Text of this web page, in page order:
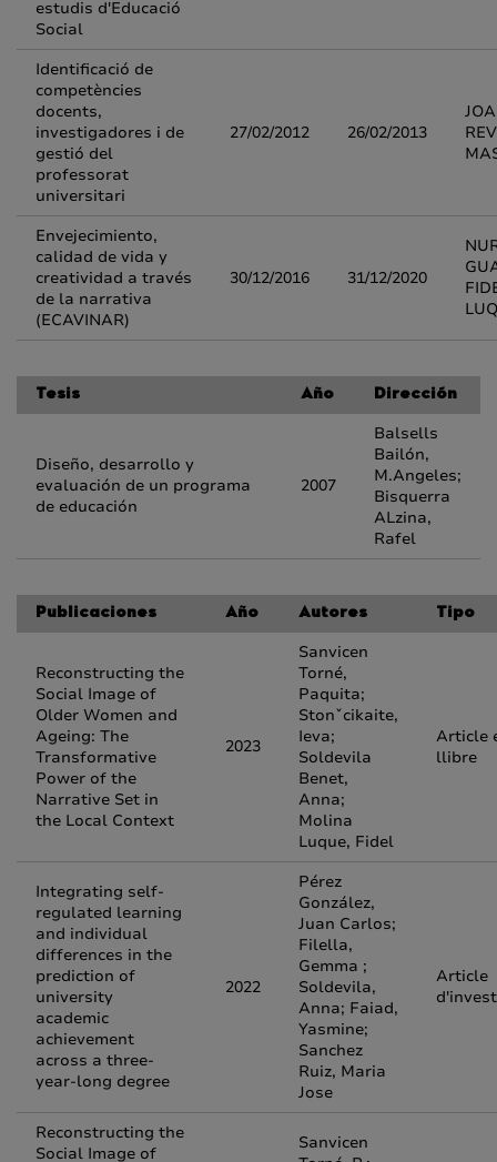
estudis d'Educació
Social
Identificació de
competències
docents,
investigadores i de
gestió del
professorat
universitari
27/02/2012 26/02/2013
Envejecimiento,
calidad de vida y
creatividad a través
de la narrativa
(ECAVINAR)
30/12/2016 31/12/2020
Tesis Año Dirección
Diseño, desarrollo y
evaluación de un programa
de educación
2007
Balsells
Bailón,
M.Angeles;
Bisquerra
ALzina,
Rafel
Publicaciones Año Autores Tipo
Reconstructing the
Social Image of
Older Women and
Ageing: The
Transformative
Power of the
Narrative Set in
the Local Context
2023
Sanvicen
Torné,
Paquita;
Stonˇcikaite,
Ieva;
Soldevila
Benet,
Anna;
Molina
Luque, Fidel
Article
llibre
Integrating self-
regulated learning
and individual
differences in the
prediction of
university
academic
achievement
across a three-
year-long degree
2022
Pérez
González,
Juan Carlos;
Filella,
Gemma ;
Soldevila,
Anna; Faiad,
Yasmine;
Sanchez
Ruiz, Maria
Jose
Article
Reconstructing the
Social Image of
Sanvicen